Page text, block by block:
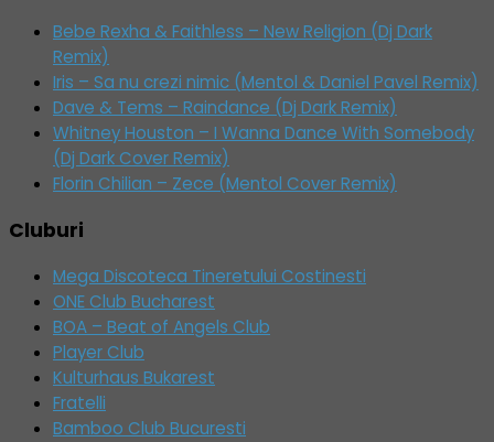
Bebe Rexha & Faithless – New Religion (Dj Dark
Remix)
Iris – Sa nu crezi nimic (Mentol & Daniel Pavel Remix)
Dave & Tems – Raindance (Dj Dark Remix)
Whitney Houston – I Wanna Dance With Somebody
(Dj Dark Cover Remix)
Florin Chilian – Zece (Mentol Cover Remix)
Cluburi
Mega Discoteca Tineretului Costinesti
ONE Club Bucharest
BOA – Beat of Angels Club
Player Club
Kulturhaus Bukarest
Fratelli
Bamboo Club Bucuresti